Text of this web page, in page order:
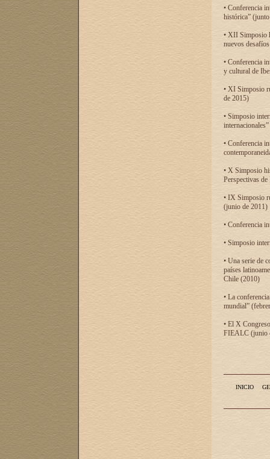
• Conferencia
histórica”
• XII Simposio
nuevos
• Conferencia
y cultural de
• XI Simposio
de 2015)
• Simposio
• Conferencia
• X Simposio
Perspectivas
• IX Simposio
(junio de 2011)
• Conferencia
• Simposio
• Una serie de
países
Chile (2010)
• La
mundial”
• El X
FIEALC (junio
INICIO